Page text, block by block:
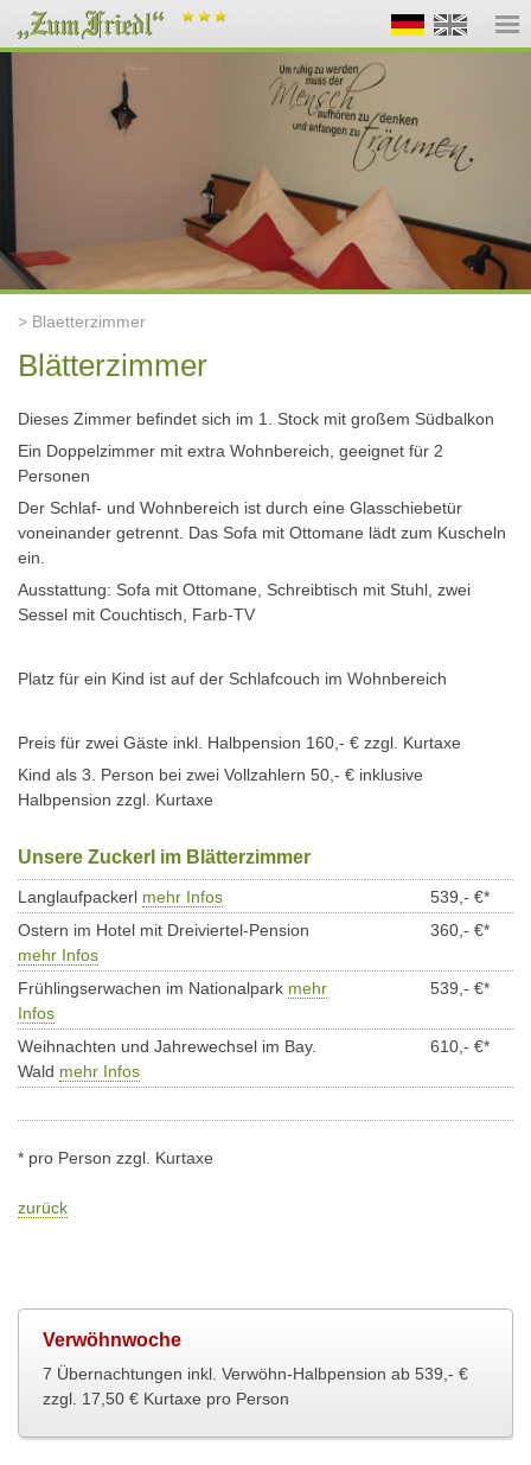
> Blaetterzimmer
Blätterzimmer
Dieses Zimmer befindet sich im 1. Stock mit großem Südbalkon
Ein Doppelzimmer mit extra Wohnbereich, geeignet für 2
Personen
Der Schlaf- und Wohnbereich ist durch eine Glasschiebetür
voneinander getrennt. Das Sofa mit Ottomane lädt zum Kuscheln
ein.
Ausstattung: Sofa mit Ottomane, Schreibtisch mit Stuhl, zwei
Sessel mit Couchtisch, Farb-TV
Platz für ein Kind ist auf der Schlafcouch im Wohnbereich
Preis für zwei Gäste inkl. Halbpension 160,- € zzgl. Kurtaxe
Kind als 3. Person bei zwei Vollzahlern 50,- € inklusive
Halbpension zzgl. Kurtaxe
Unsere Zuckerl im Blätterzimmer
Langlaufpackerl mehr Infos
539,- €*
Ostern im Hotel mit Dreiviertel-Pension
mehr Infos
360,- €*
Frühlingserwachen im Nationalpark mehr
Infos
539,- €*
Weihnachten und Jahrewechsel im Bay.
Wald mehr Infos
610,- €*
* pro Person zzgl. Kurtaxe
zurück
Verwöhnwoche
7 Übernachtungen inkl. Verwöhn-Halbpension ab 539,- €
zzgl. 17,50 € Kurtaxe pro Person